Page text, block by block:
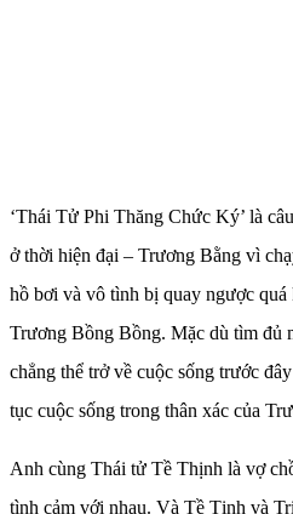
‘Thái Tử Phi Thăng Chức Ký’ là
ở thời hiện đại – Trương Bằng vì
hồ bơi và vô tình bị quay ngược
Trương Bồng Bồng. Mặc dù tìm đủ
chẳng thể trở về cuộc sống trước
tục cuộc sống trong thân xác của
Anh cùng Thái tử Tề Thịnh là vợ
tình cảm với nhau. Và Tề Tịnh và